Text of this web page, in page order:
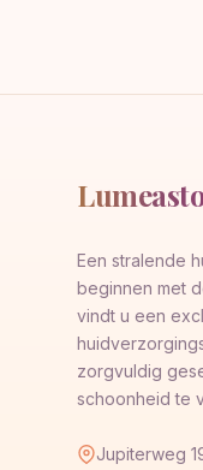
Een stralende
beginnen met
vindt u een
zorgvuldig
schoonheid te
Jupiterweg